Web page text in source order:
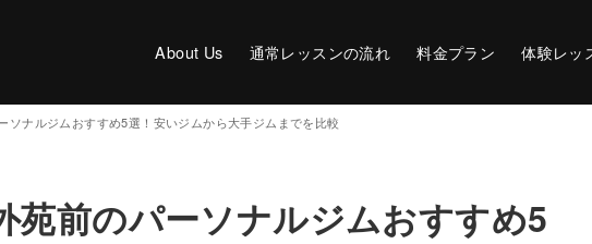
About Us 通常レッスンの流れ 料金プラン 体験レッ
ソナルジムおすすめ5選！安いジムから大手ジムまでを比較
苑前のパーソナルジムおすすめ5